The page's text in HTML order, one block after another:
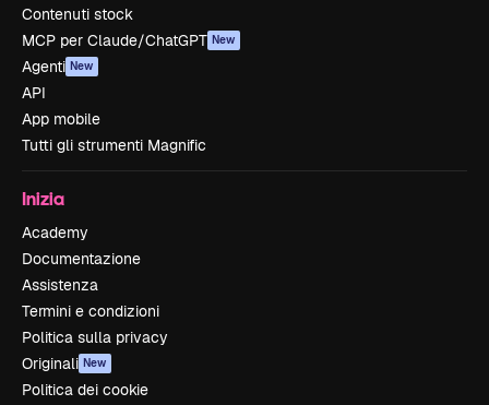
Contenuti stock
MCP per Claude/ChatGPT New
Agenti New
API
App mobile
Tutti gli strumenti Magnific
Inizia
Academy
Documentazione
Assistenza
Termini e condizioni
Politica sulla privacy
Originali New
Politica dei cookie